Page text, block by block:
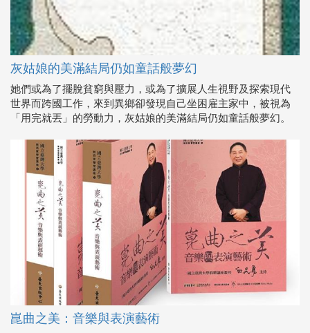
灰姑娘的美滿結局仍如童話般夢幻
她們或為了擺脫貧窮與壓力，或為了擴展人生視野及探索現代
世界而跨國工作，來到異鄉卻發現自己坐困雇主家中，被視為
「用完就丟」的勞動力，灰姑娘的美滿結局仍如童話般夢幻。
崑曲之美：音樂與表演藝術